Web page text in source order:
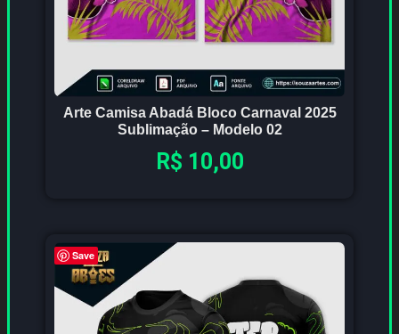
Arte Camisa Abadá Bloco Carnaval 2025
Sublimação – Modelo 02
R$ 10,00
Save